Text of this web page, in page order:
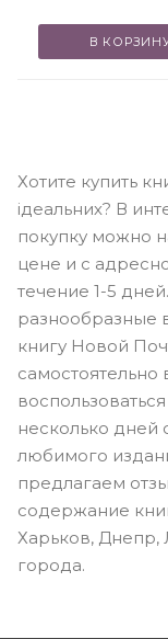
В
Хотите купить
ідеальних? В
покупку можно
цене и с
течение 1-5
разнообразные
книгу Новой
несколько дней
любимого
предлагаем
содержание
Харьков, Днепр,
города.